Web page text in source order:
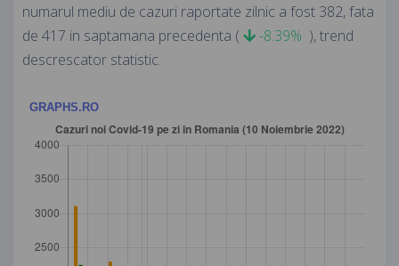
numarul mediu de cazuri raportate zilnic a fost 382, fata
de 417 in saptamana precedenta (
-8.39% ), trend
descrescator statistic.